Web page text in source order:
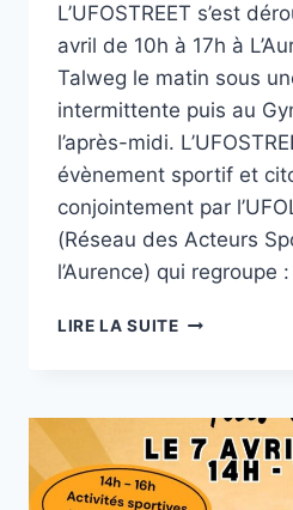
L’UFOSTREET s’est
avril de 10h à 17h à
Talweg le matin sous
intermittente puis au
l’après-midi.
évènement sportif et
conjointement par
(Réseau des Acteurs
l’Aurence) qui regroupe
LIRE LA SUITEL’UFOSTREET
LES
11-
15
ANS